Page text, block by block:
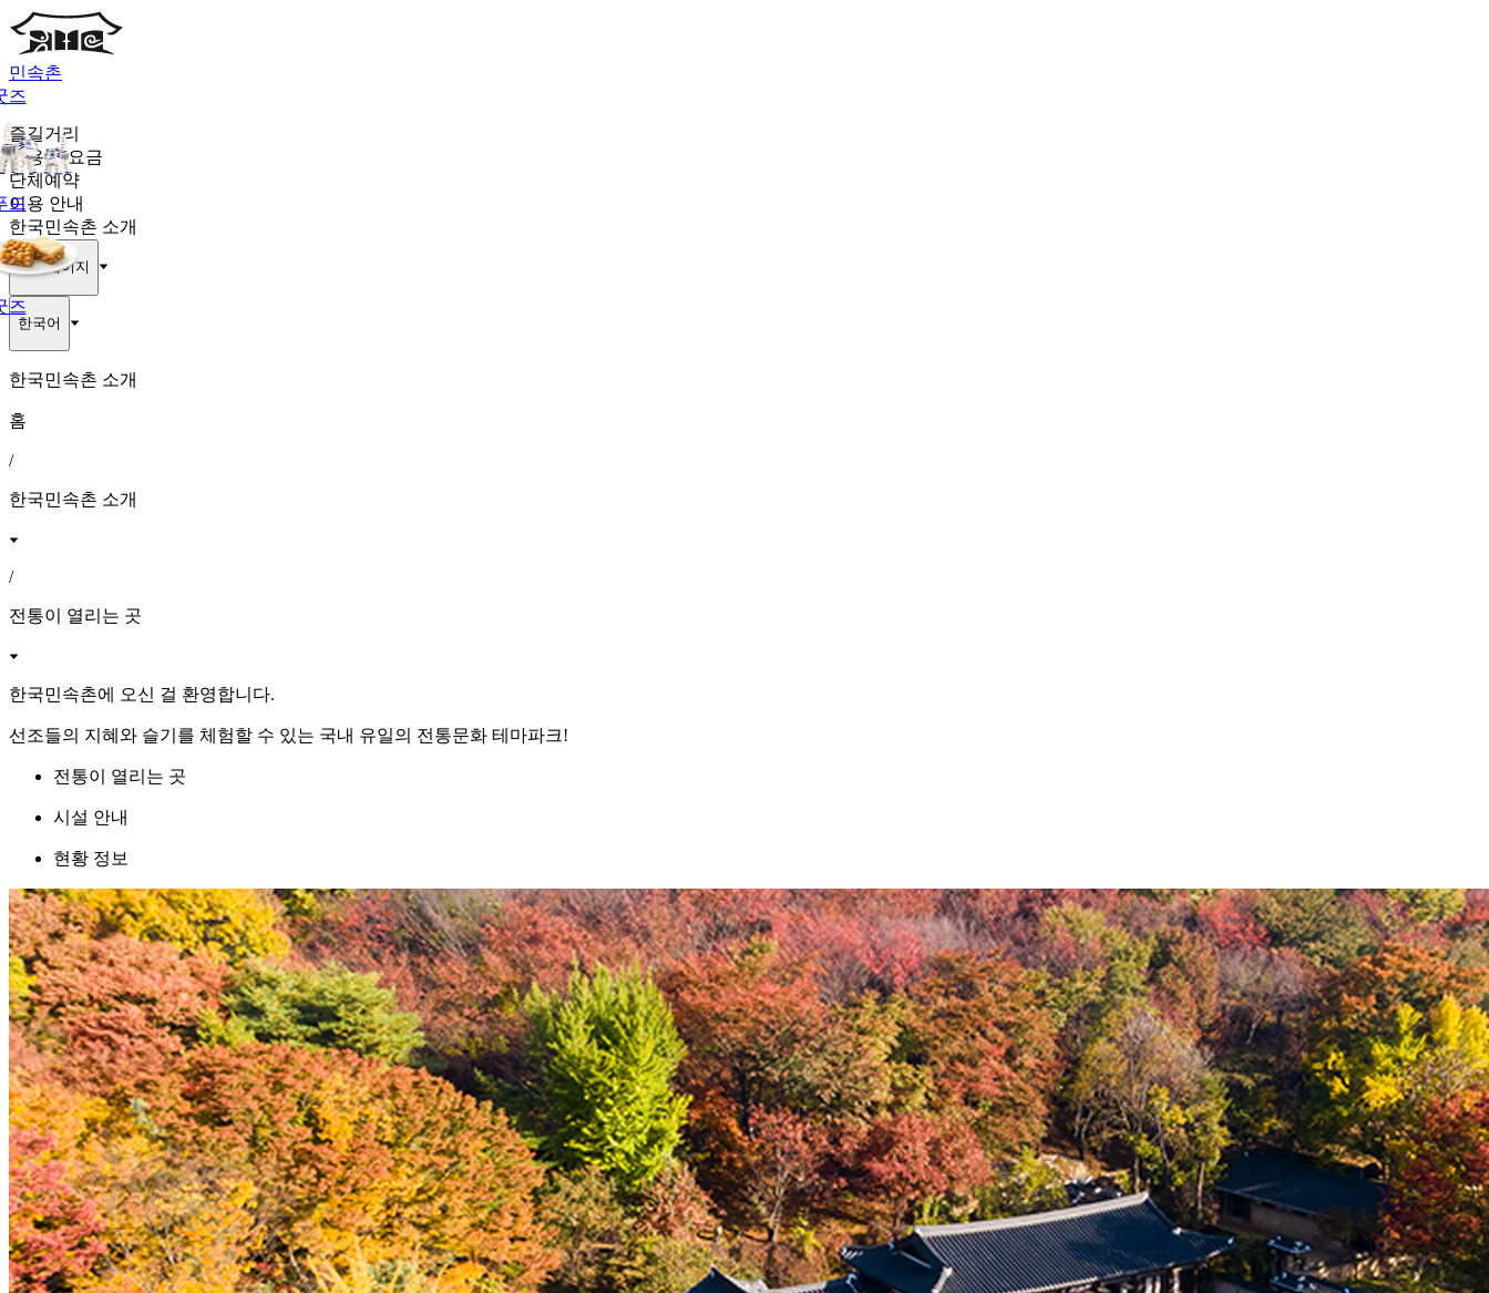
민속촌
즈
드
즈
즐길거리
이용권·요금
단체예약
이용 안내
한국민속촌 소개
마이페이지
한국어
한국민속촌 소개
홈
/
한국민속촌 소개
/
전통이 열리는 곳
한국민속촌에 오신 걸 환영합니다.
선조들의 지혜와 슬기를 체험할 수 있는 국내 유일의 전통문화 테마파크!
전통이 열리는 곳
시설 안내
현황 정보